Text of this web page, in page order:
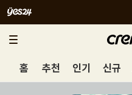
홈 추천 인기 신규